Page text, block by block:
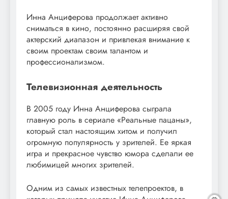
Инна Анциферова продолжает активно
сниматься в кино, постоянно расширяя свой
актерский диапазон и привлекая внимание к
своим проектам своим талантом и
профессионализмом.
Телевизионная деятельность
В 2005 году Инна Анциферова сыграла
главную роль в сериале «Реальные пацаны»,
который стал настоящим хитом и получил
огромную популярность у зрителей. Ее яркая
игра и прекрасное чувство юмора сделали ее
любимицей многих зрителей.
Одним из самых известных телепроектов, в